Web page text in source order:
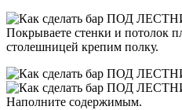
Покрываете стенки и потолок
столешницей крепим полку.
Наполните содержимым.